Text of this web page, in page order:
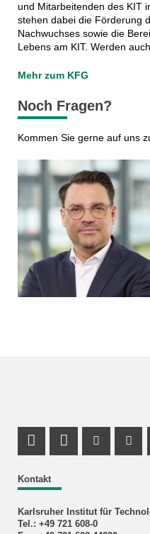
und Mitarbeitenden des KIT
stehen dabei die Förderung
Nachwuchses sowie die
Lebens am KIT. Werden
Mehr zum KFG
Noch Fragen?
Kommen Sie gerne auf uns
Kontakt
Karlsruher Institut für
Tel.: +49 721 608-0
LinkedIn Profil
Profil